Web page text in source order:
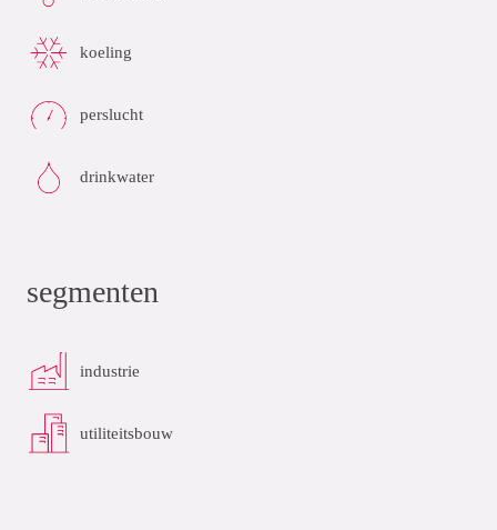
koeling
perslucht
drinkwater
segmenten
industrie
utiliteitsbouw